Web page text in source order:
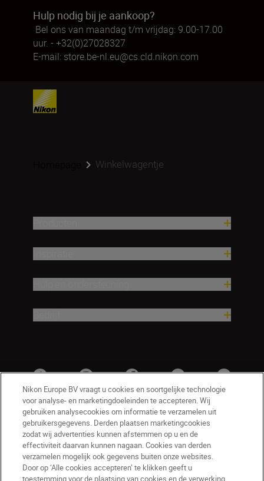
Hulp nodig bij je aankoop?
Bel ons van maandag t/m vrijdag: 9.00-17.00
uur. - +32(0)27028327
E-mail: store.be-nl.eu@cs.cld.nikon.com
Winkelwagentje
BE(nl) Nikon Sites
Nikon Europe BV vraagt u cookies en soortgelijke technologie
voor analyse- en marketingdoeleinden te accepteren. Wij
gebruiken analysecookies om informatie te verzamelen uit
gebruikersgegevens. Derden plaatsen marketingcookies
zodat wij advertenties kunnen afstemmen op u en de
effectiviteit daarvan kunnen nagaan. Cookies van derden
verzamelen mogelijk ook gegevens buiten onze websites.
Door op ‘Alle cookies accepteren’ te klikken geeft u
toestemming voor de plaatsing van cookies en de verwerking